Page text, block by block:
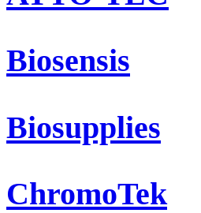
Biosensis
Biosupplies
ChromoTek